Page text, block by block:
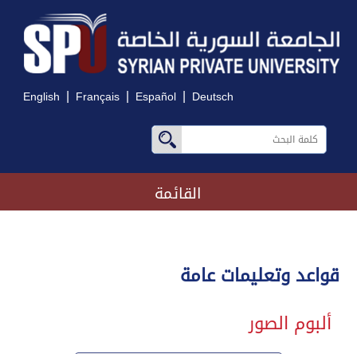
English | Français | Español | Deutsch
القائمة
قواعد وتعليمات عامة
ألبوم الصور